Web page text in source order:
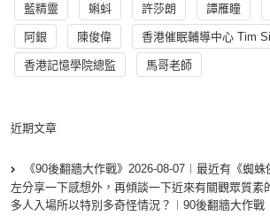
藍精靈 蝌蚪 許莎朗 譚雁瞳
阿銀 陳俊偉 香港催眠輔導中心 Tim
香港記憶學院總監 馬哥老師
近期文章
《90後翻牆大作戰》2026-08-07︱最近有《蜘
左分享一下感想外，再傾談一下近來有關觀眾質素
多人入場所以特別多奇怪情況？︱90後翻牆大作戰